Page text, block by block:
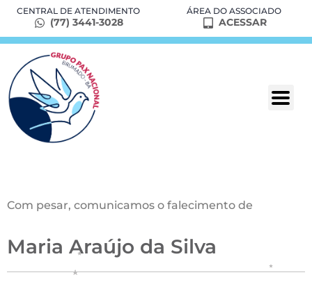
CENTRAL DE ATENDIMENTO
(77) 3441-3028
ÁREA DO ASSOCIADO
ACESSAR
Com pesar, comunicamos o falecimento de
Maria Araújo da Silva